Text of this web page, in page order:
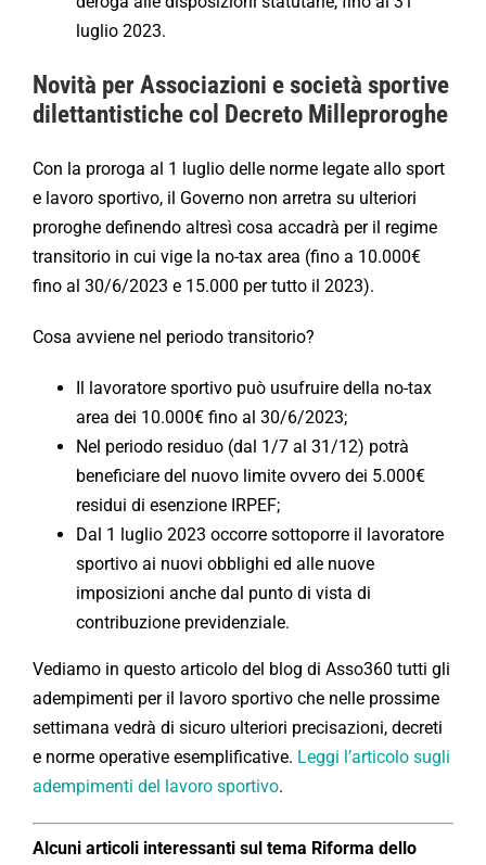
luglio 2023.
Novità per Associazioni e società sportive
dilettantistiche col Decreto Milleproroghe
Con la proroga al 1 luglio delle norme legate allo sport
e lavoro sportivo, il Governo non arretra su ulteriori
proroghe definendo altresì cosa accadrà per il regime
transitorio in cui vige la no-tax area (fino a 10.000€
fino al 30/6/2023 e 15.000 per tutto il 2023).
Cosa avviene nel periodo transitorio?
Il lavoratore sportivo può usufruire della no-tax
area dei 10.000€ fino al 30/6/2023;
Nel periodo residuo (dal 1/7 al 31/12) potrà
beneficiare del nuovo limite ovvero dei 5.000€
residui di esenzione IRPEF;
Dal 1 luglio 2023 occorre sottoporre il lavoratore
sportivo ai nuovi obblighi ed alle nuove
imposizioni anche dal punto di vista di
contribuzione previdenziale.
Vediamo in questo articolo del blog di Asso360 tutti gli
adempimenti per il lavoro sportivo che nelle prossime
settimana vedrà di sicuro ulteriori precisazioni, decreti
e norme operative esemplificative. Leggi l’articolo sugli
adempimenti del lavoro sportivo.
Alcuni articoli interessanti sul tema Riforma dello